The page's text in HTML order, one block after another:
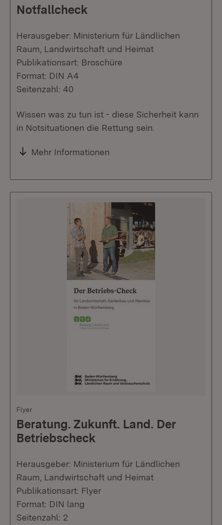
Notfallcheck
Herausgeber: Ministerium für Ländlichen
Raum, Landwirtschaft und Heimat
Publikationsart: Broschüre
Format: DIN A4
Seitenzahl: 40
Wissen was zu tun ist - diese Sicherheit kann
in Notsituationen die Rettung sein.
Mehr Informationen
Flyer
Beratung. Zukunft. Land. Der
Betriebscheck
Herausgeber: Ministerium für Ländlichen
Raum, Landwirtschaft und Heimat
Publikationsart: Flyer
Format: DIN lang
Seitenzahl: 2